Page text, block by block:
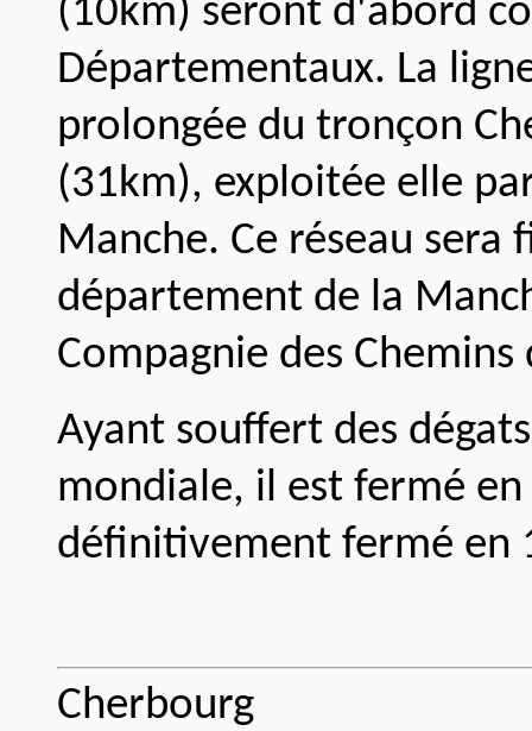
(10km) seront d'abord
Départementaux. La
prolongée du tronçon
(31km), exploitée elle
Manche. Ce réseau
département de la
Compagnie des
Ayant souffert des
mondiale, il est fermé
définitivement fermé en
Cherbourg